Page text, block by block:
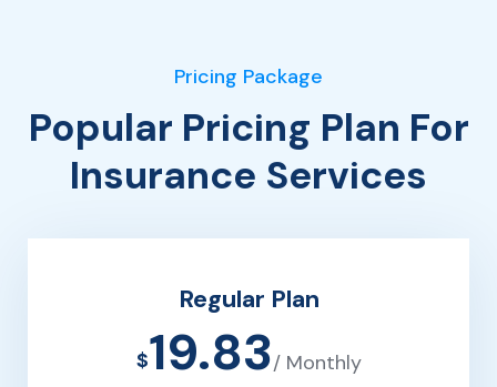
Pricing Package
Popular Pricing Plan For
Insurance Services
Regular Plan
$19.83/ Monthly